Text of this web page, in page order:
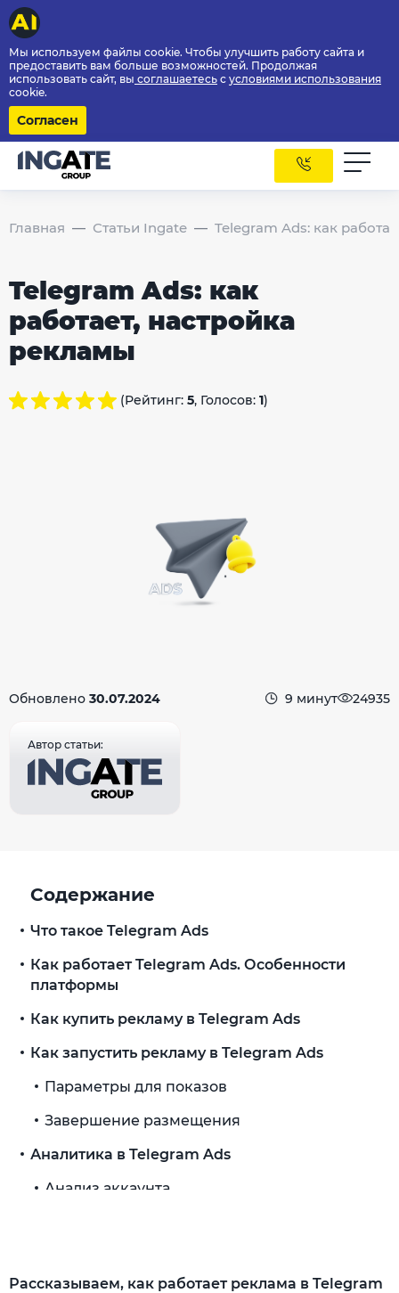
Мы используем файлы cookie. Чтобы улучшить работу сайта и
предоставить вам больше возможностей. Продолжая
использовать сайт, вы соглашаетесь с условиями использования
cookie.
Согласен
Главная Статьи Ingate Telegram Ads: как
Telegram Ads: как
работает, настройка
рекламы
(Рейтинг: 5, Голосов: 1)
Обновлено 30.07.2024 9 минут 24935
Автор статьи:
Рассказываем, как работает реклама в Telegram
Содержание
Что такое Telegram Ads
Как работает Telegram Ads. Особенности
платформы
Как купить рекламу в Telegram Ads
Как запустить рекламу в Telegram Ads
Параметры для показов
Завершение размещения
Аналитика в Telegram Ads
Анализ аккаунта